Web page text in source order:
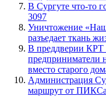
​В Сургуте что-
3097
​Уничтожение
разъедает ткань
​В преддверии КРТ
предприниматели
вместо старого
​Администрация
маршрут от